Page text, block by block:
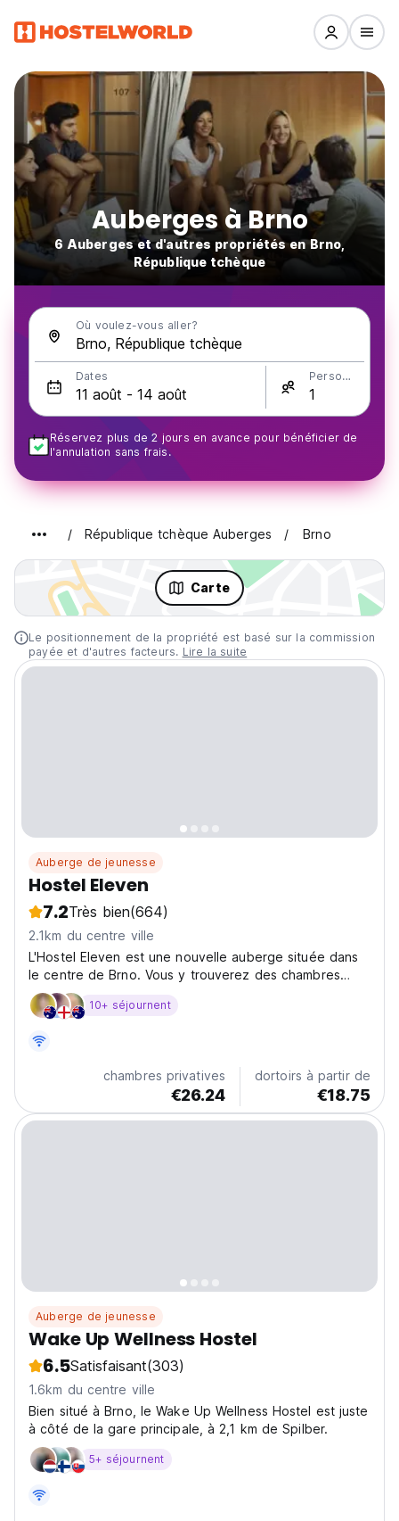
Auberges à Brno
6 Auberges et d'autres propriétés en Brno,
République tchèque
Où voulez-vous aller?
Dates Personnes
Réservez plus de 2 jours en avance pour bénéficier de
l'annulation sans frais.
République tchèque Auberges Brno
Carte
Le positionnement de la propriété est basé sur la commission
payée et d'autres facteurs. Lire la suite
Auberge de jeunesse
Hostel Eleven
7.2Très bien(664)
2.1km du centre ville
L'Hostel Eleven est une nouvelle auberge située dans
le centre de Brno. Vous y trouverez des chambres
confortables, certaines avec terrasse, ainsi que le Wifi
gratuit. Nous avons un café où vous pouvez vous
10+ séjournent
chambres privatives
€26.24
dortoirs à partir de
€18.75
Auberge de jeunesse
Wake Up Wellness Hostel
6.5Satisfaisant(303)
1.6km du centre ville
Bien situé à Brno, le Wake Up Wellness Hostel est juste
à côté de la gare principale, à 2,1 km de Spilber.
5+ séjournent